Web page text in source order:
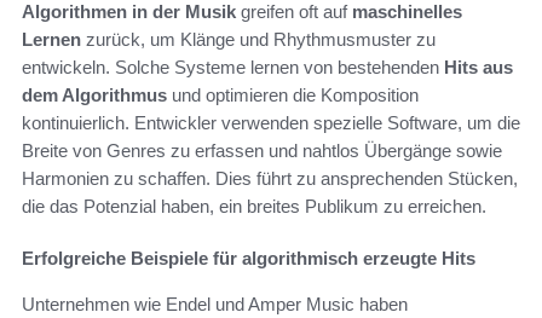
Algorithmen in der Musik greifen oft auf maschinelles
Lernen zurück, um Klänge und Rhythmusmuster zu
entwickeln. Solche Systeme lernen von bestehenden Hits aus
dem Algorithmus und optimieren die Komposition
kontinuierlich. Entwickler verwenden spezielle Software, um die
Breite von Genres zu erfassen und nahtlos Übergänge sowie
Harmonien zu schaffen. Dies führt zu ansprechenden Stücken,
die das Potenzial haben, ein breites Publikum zu erreichen.
Erfolgreiche Beispiele für algorithmisch erzeugte Hits
Unternehmen wie Endel und Amper Music haben